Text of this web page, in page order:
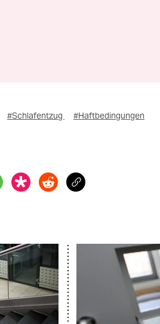
#Schlafentzug #Haftbedingungen